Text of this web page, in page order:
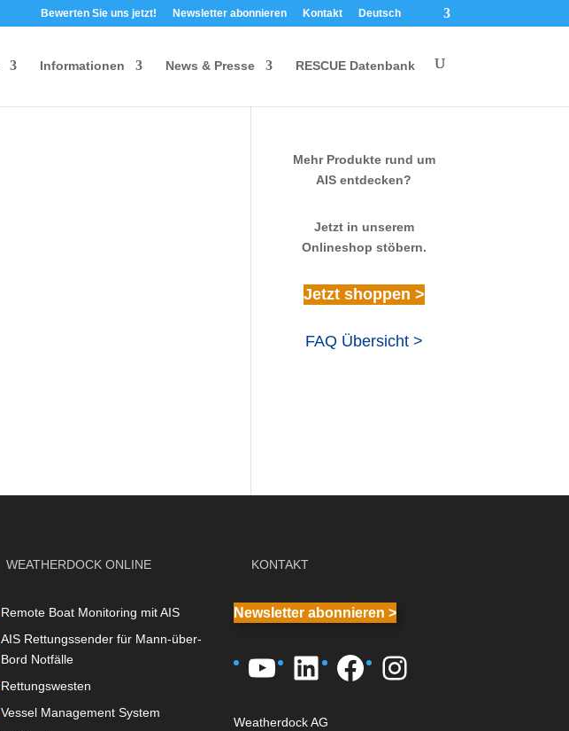
Bewerten Sie uns jetzt! Newsletter abonnieren Kontakt Deutsch
Informationen News & Presse RESCUE Datenbank
Mehr Produkte rund um
AIS entdecken?
Jetzt in unserem
Onlineshop stöbern.
Jetzt shoppen >
FAQ Übersicht >
WEATHERDOCK ONLINE
Remote Boat Monitoring mit AIS
AIS Rettungssender für Mann-über-
Bord Notfälle
Rettungswesten
Vessel Management System
KONTAKT
Newsletter abonnieren >
YouTube
LinkedIn
Facebook
Instagram
Weatherdock AG